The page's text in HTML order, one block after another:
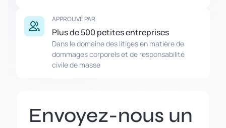
APPROUVÉ PAR
Plus de 500 petites entreprises
Dans le domaine des litiges en matière de
dommages corporels et de responsabilité
civile de masse
Envoyez-nous un